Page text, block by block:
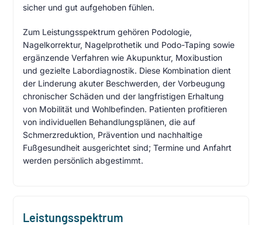
sicher und gut aufgehoben fühlen.
Zum Leistungsspektrum gehören Podologie,
Nagelkorrektur, Nagelprothetik und Podo-Taping sowie
ergänzende Verfahren wie Akupunktur, Moxibustion
und gezielte Labordiagnostik. Diese Kombination dient
der Linderung akuter Beschwerden, der Vorbeugung
chronischer Schäden und der langfristigen Erhaltung
von Mobilität und Wohlbefinden. Patienten profitieren
von individuellen Behandlungsplänen, die auf
Schmerzreduktion, Prävention und nachhaltige
Fußgesundheit ausgerichtet sind; Termine und Anfahrt
werden persönlich abgestimmt.
Leistungsspektrum